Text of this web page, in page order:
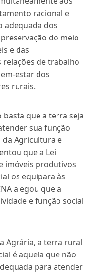
racional e
adequada dos
do meio
e das
relações de trabalho
estar dos
rurais.
basta que a terra seja
sua função
da Agricultura e
que a Lei
imóveis produtivos
os equipara às
alegou que a
e função social
Agrária, a terra rural
é aquela que não
para atender